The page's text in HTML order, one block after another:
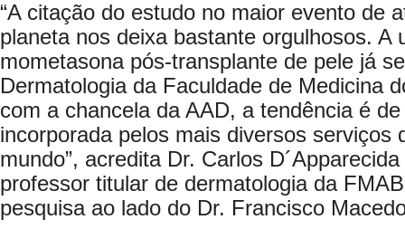
“A citação do estudo no maior evento de
planeta nos deixa bastante orgulhosos. A
mometasona pós-transplante de pele já
Dermatologia da Faculdade de Medicina
com a chancela da AAD, a tendência é
incorporada pelos mais diversos serviços
mundo”, acredita Dr. Carlos
professor titular de dermatologia da
pesquisa ao lado do Dr. Francisco